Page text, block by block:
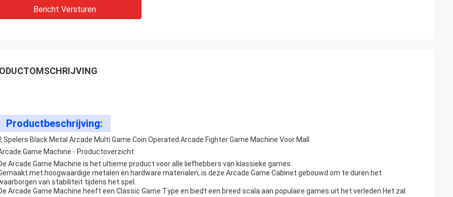
Bericht Versturen
Productbeschrijving:
Spelers Black Metal Arcade Multi Game Coin Operated Arcade Fighter Game Machine Voor Mall
Game Machine - Productoverzicht
Arcade Game Machine is het ultieme product voor alle liefhebbers van klassieke games.
met hoogwaardige metalen en hardware materialen, is deze Arcade Game Cabinet gebouwd om te duren.het
van stabiliteit tijdens het spel.
Arcade Game Machine heeft een Classic Game Type en biedt een breed scala aan populaire games uit het verleden.Het zal